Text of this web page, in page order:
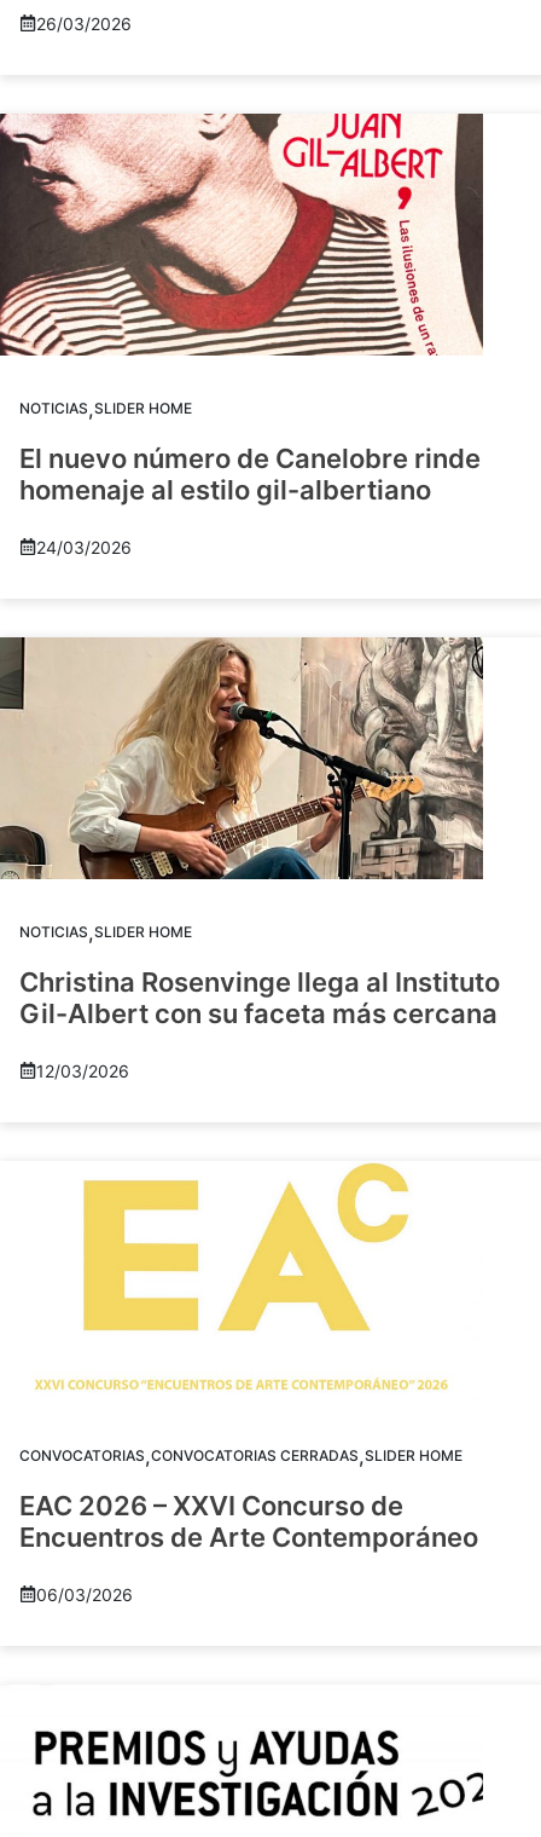
26/03/2026
NOTICIAS,SLIDER HOME
El nuevo número de Canelobre rinde
homenaje al estilo gil-albertiano
24/03/2026
NOTICIAS,SLIDER HOME
Christina Rosenvinge llega al Instituto
Gil-Albert con su faceta más cercana
12/03/2026
CONVOCATORIAS,CONVOCATORIAS CERRADAS,SLIDER HOME
EAC 2026 – XXVI Concurso de
Encuentros de Arte Contemporáneo
06/03/2026